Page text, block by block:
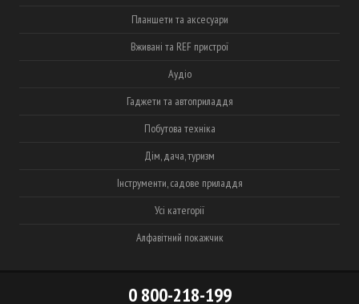
Планшети та аксесуари
Вживані та REF пристрої
Аудіо
Гаджети та автоприладдя
Побутова техніка
Дім, дача, туризм
Інструменти, садове приладдя
Усі категорії
Алфавітний покажчик
0 800-218-199